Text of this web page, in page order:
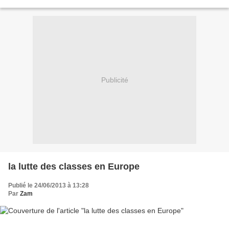
Publicité
la lutte des classes en Europe
Publié le 24/06/2013 à 13:28
Par Zam